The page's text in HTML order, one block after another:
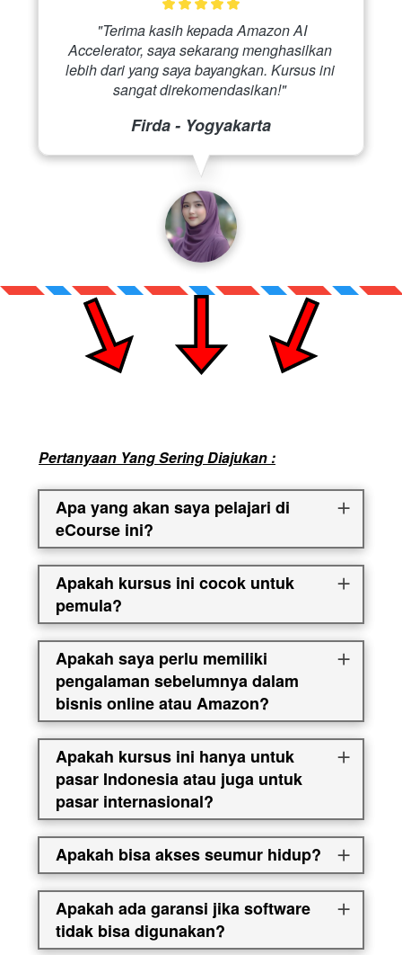
Accelerator, saya sekarang menghasilkan
lebih dari yang saya bayangkan. Kursus ini
sangat direkomendasikan!"
Firda - Yogyakarta
Pertanyaan Yang Sering Diajukan :
Apa yang akan saya pelajari di
eCourse ini?
Apakah kursus ini cocok untuk
pemula?
Apakah saya perlu memiliki
pengalaman sebelumnya dalam
bisnis online atau Amazon?
Apakah kursus ini hanya untuk
pasar Indonesia atau juga untuk
pasar internasional?
Apakah bisa akses seumur hidup?
Apakah ada garansi jika software
tidak bisa digunakan?